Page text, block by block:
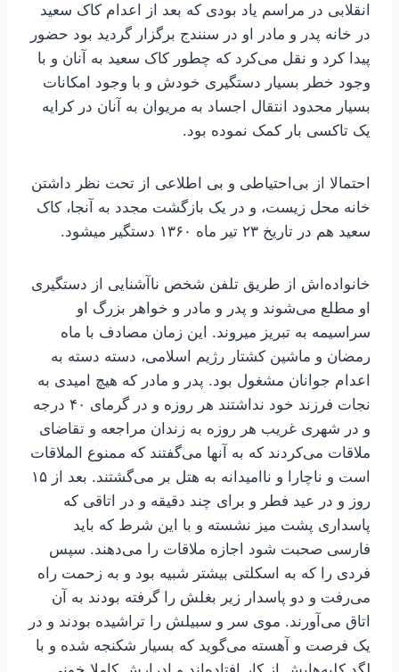
انقلابی در مراسم یاد بودی که بعد از اعدام کاک سعید
در خانه پدر و مادر او در سنندج برگزار گردید بود حضور
پیدا کرد و نقل می‌کرد که چطور کاک سعید به آنان و با
وجود خطر بسیار دستگیری خودش و با وجود امکانات
بسیار محدود انتقال اجساد به مریوان به آنان در کرایه
یک تاکسی بار کمک نموده بود.
احتمالا از بی‌احتیاطی و بی اطلاعی از تحت نظر داشتن
خانه محل زیست، و در یک بازگشت مجدد به آنجا، کاک
سعید هم در تاریخ ۲۳ تیر ماه ۱۳۶۰ دستگیر میشود.
خانواده‌اش از طریق تلفن شخص ناآشنایی از دستگیری
او مطلع می‌شوند و پدر و مادر و خواهر بزرگ او
سراسیمه به تبریز میروند. این زمان مصادف با ماه
رمضان و ماشین کشتار رژیم اسلامی، دسته دسته به
اعدام جوانان مشغول بود. پدر و مادر که هیچ امیدی به
نجات فرزند خود نداشتند هر روزه و در گرمای ۴۰ درجه
و در شهری غریب هر روزه به زندان مراجعه و تقاضای
ملاقات می‌کردند که به آنها می‌گفتند که ممنوع الملاقات
است و ناچارا و ناامیدانه به هتل بر می‌گشتند. بعد از ۱۵
روز و در عید فطر و برای چند دقیقه و در اتاقی که
پاسداری پشت میز نشسته و با این شرط که باید
فارسی صحبت شود اجازه ملاقات را می‌دهند. سپس
فردی را که به اسکلتی بیشتر شبیه بود و به زحمت راه
می‌رفت و دو پاسدار زیر بغلش را گرفته بودند به آن
اتاق می‌آورند. موی سر و سبیلش را تراشیده بودند و در
یک فرصت و آهسته می‌گوید که بسیار شکنجه شده و با